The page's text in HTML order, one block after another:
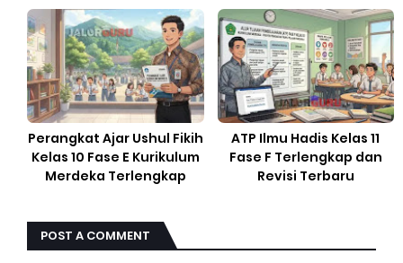
Perangkat Ajar Ushul Fikih
Kelas 10 Fase E Kurikulum
Merdeka Terlengkap
ATP Ilmu Hadis Kelas 11
Fase F Terlengkap dan
Revisi Terbaru
POST A COMMENT